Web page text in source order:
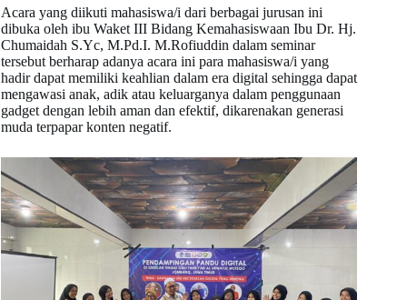
Acara yang diikuti mahasiswa/i dari berbagai jurusan ini
dibuka oleh ibu Waket III Bidang Kemahasiswaan Ibu Dr. Hj.
Chumaidah S.Yc, M.Pd.I. M.Rofiuddin dalam seminar
tersebut berharap adanya acara ini para mahasiswa/i yang
hadir dapat memiliki keahlian dalam era digital sehingga dapat
mengawasi anak, adik atau keluarganya dalam penggunaan
gadget dengan lebih aman dan efektif, dikarenakan generasi
muda terpapar konten negatif.